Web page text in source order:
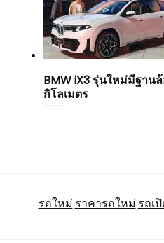
BMW iX3 รุ่นใหม่มีฐาน
กิโลเมตร
รถใหม่ ราคารถใหม่ รถเ